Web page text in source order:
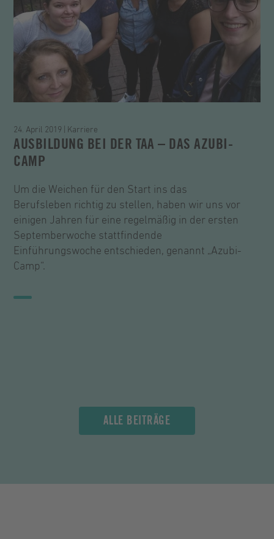
24. April 2019 | Karriere
AUSBILDUNG BEI DER TAA – DAS AZUBI-
CAMP
Um die Weichen für den Start ins das
Berufsleben richtig zu stellen, haben wir uns vor
einigen Jahren für eine regelmäßig in der ersten
Septemberwoche stattfindende
Einführungswoche entschieden, genannt „Azubi-
Camp“.
ALLE BEITRÄGE